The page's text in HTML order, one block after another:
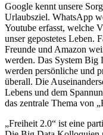
Google kennt unsere
Urlaubsziel. WhatsApp
Youtube erfasst, welche
unser gepostetes Leben.
Freunde und Amazon
werden. Das System Big
werden persönliche und
überall. Die
Lebens und dem
das zentrale Thema von
„Freiheit 2.0“ ist eine